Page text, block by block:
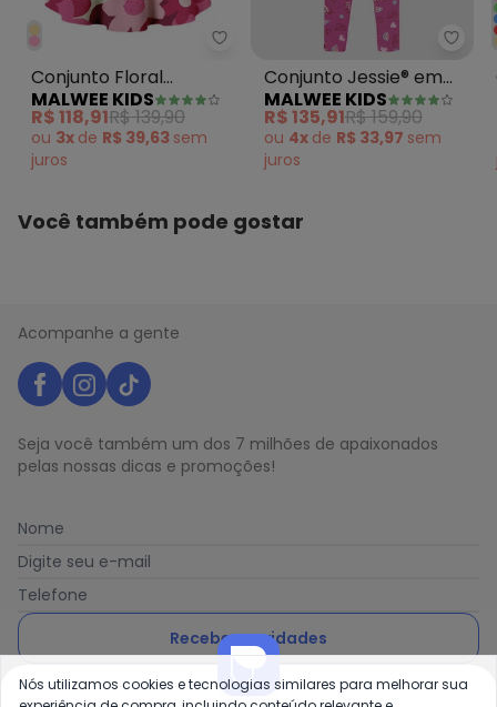
Malwee Kids - Conjunto Floral
Conjunto Floral
Texturizado Rosa
MALWEE KIDS
R$ 118,91R$ 139,90
ou 3x de R$ 39,63 sem
juros
Conjunto Jessie® em
Moletinho Rosa
MALWEE KIDS
R$ 135,91R$ 159,90
ou 4x de R$ 33,97 sem
juros
Você também pode gostar
Acompanhe a gente
Seja você também um dos 7 milhões de apaixonados
pelas nossas dicas e promoções!
Nome
Digite seu e-mail
Telefone
Receber novidades
Ao enviar o cadastro, você concorda com a nossa Política
Nós utilizamos cookies e tecnologias similares para melhorar sua